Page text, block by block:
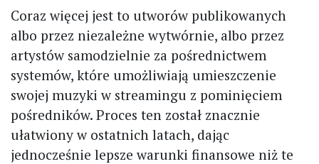
Coraz więcej jest to utworów publikowanych
albo przez niezależne wytwórnie, albo przez
artystów samodzielnie za pośrednictwem
systemów, które umożliwiają umieszczenie
swojej muzyki w streamingu z pominięciem
pośredników. Proces ten został znacznie
ułatwiony w ostatnich latach, dając
jednocześnie lepsze warunki finansowe niż te